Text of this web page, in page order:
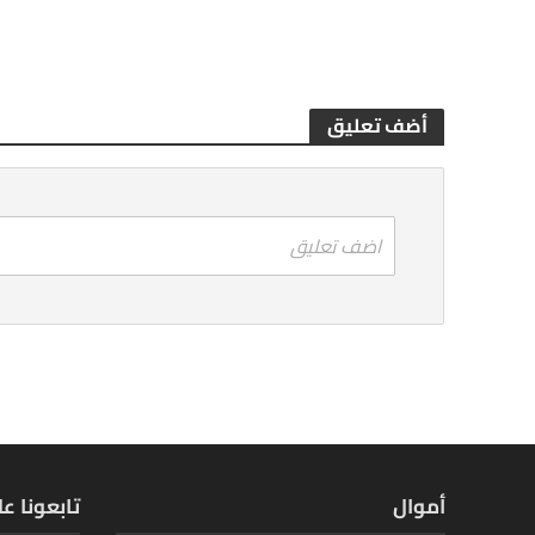
أضف تعليق
اضف تعليق
تابعونا أموال